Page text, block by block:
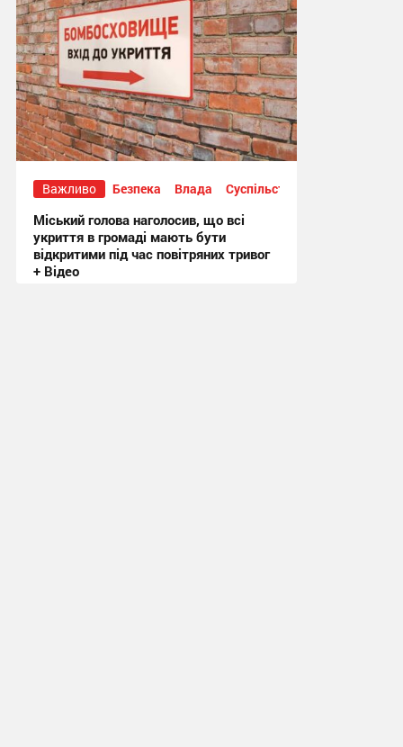
Важливо Безпека Влада Суспільство
Міський голова наголосив, що всі
укриття в громаді мають бути
відкритими під час повітряних тривог
+ Відео